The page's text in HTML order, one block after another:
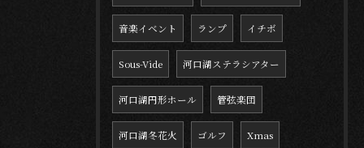
音楽イベント ランプ イチボ
Sous-Vide 河口湖ステラシアター
河口湖円形ホール 管弦楽団
河口湖冬花火 ゴルフ Xmas